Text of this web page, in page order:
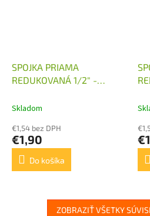
SPOJKA PRIAMA
REDUKOVANÁ 1/2" -
Skladom
€1,54 bez DPH
€1,90
Do košíka
ZOBRAZIŤ VŠETKY